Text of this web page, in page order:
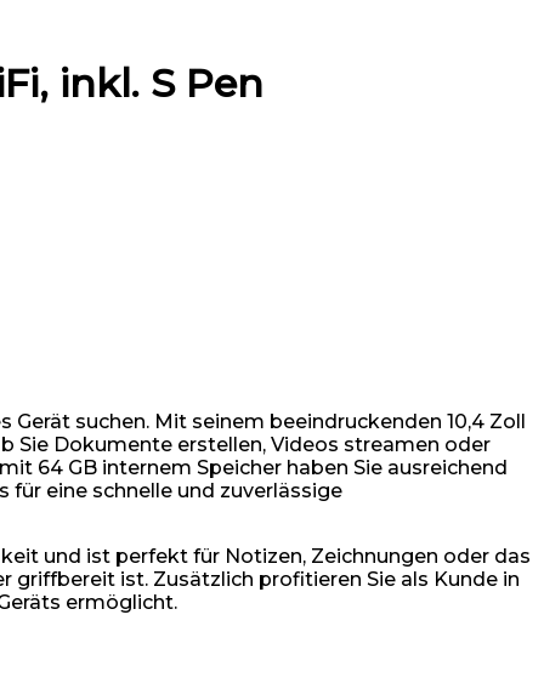
inkl. S Pen
suchen. Mit seinem beeindruckenden 10,4 Zoll
Sie Dokumente erstellen, Videos streamen oder
64 GB internem Speicher haben Sie ausreichend
eine schnelle und zuverlässige
und ist perfekt für Notizen, Zeichnungen oder das
griffbereit ist. Zusätzlich profitieren Sie als Kunde in
ermöglicht.